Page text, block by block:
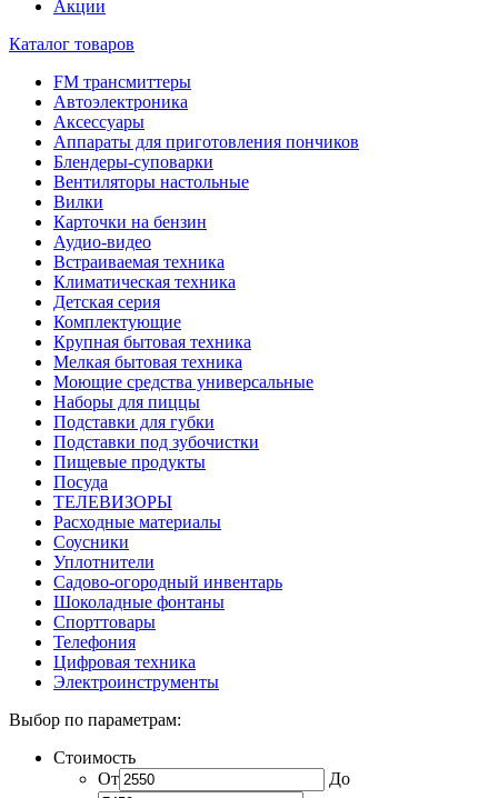
Акции
Каталог товаров
FM трансмиттеры
Автоэлектроника
Аксессуары
Аппараты для приготовления пончиков
Блендеры-суповарки
Вентиляторы настольные
Вилки
Карточки на бензин
Аудио-видео
Встраиваемая техника
Климатическая техника
Детская серия
Комплектующие
Крупная бытовая техника
Мелкая бытовая техника
Моющие средства универсальные
Наборы для пиццы
Подставки для губки
Подставки под зубочистки
Пищевые продукты
Посуда
ТЕЛЕВИЗОРЫ
Расходные материалы
Соусники
Уплотнители
Садово-огородный инвентарь
Шоколадные фонтаны
Спорттовары
Телефония
Цифровая техника
Электроинструменты
Выбор по параметрам:
Стоимость
От
До